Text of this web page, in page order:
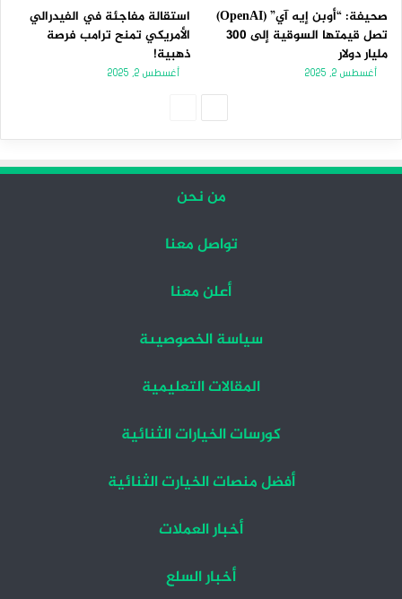
صحيفة: “أوبن إيه آي” (OpenAI)
تصل قيمتها السوقية إلى 300
مليار دولار
أغسطس 2, 2025
استقالة مفاجئة في الفيدرالي
الأمريكي تمنح ترامب فرصة
ذهبية!
أغسطس 2, 2025
من نحن
تواصل معنا
أعلن معنا
سياسة الخصوصيىة
المقالات التعليمية
كورسات الخيارات الثنائية
أفضل منصات الخيارت الثنائية
أخبار العملات
أخبار السلع